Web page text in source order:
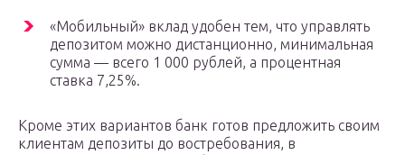
«Мобильный» вклад удобен тем, что управлять
депозитом можно дистанционно, минимальная
сумма — всего 1 000 рублей, а процентная
ставка 7,25%.
Кроме этих вариантов банк готов предложить своим
клиентам депозиты до востребования, в